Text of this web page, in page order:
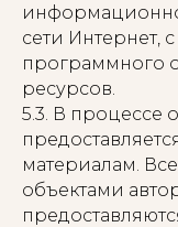
сети Интернет,
программного
ресурсов.
5.3. В процессе
материалам.
объектами